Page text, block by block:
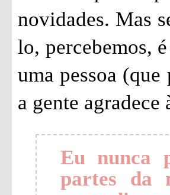
novidades. Mas
lo, percebemos,
uma pessoa
a gente
Eu nunca
partes da